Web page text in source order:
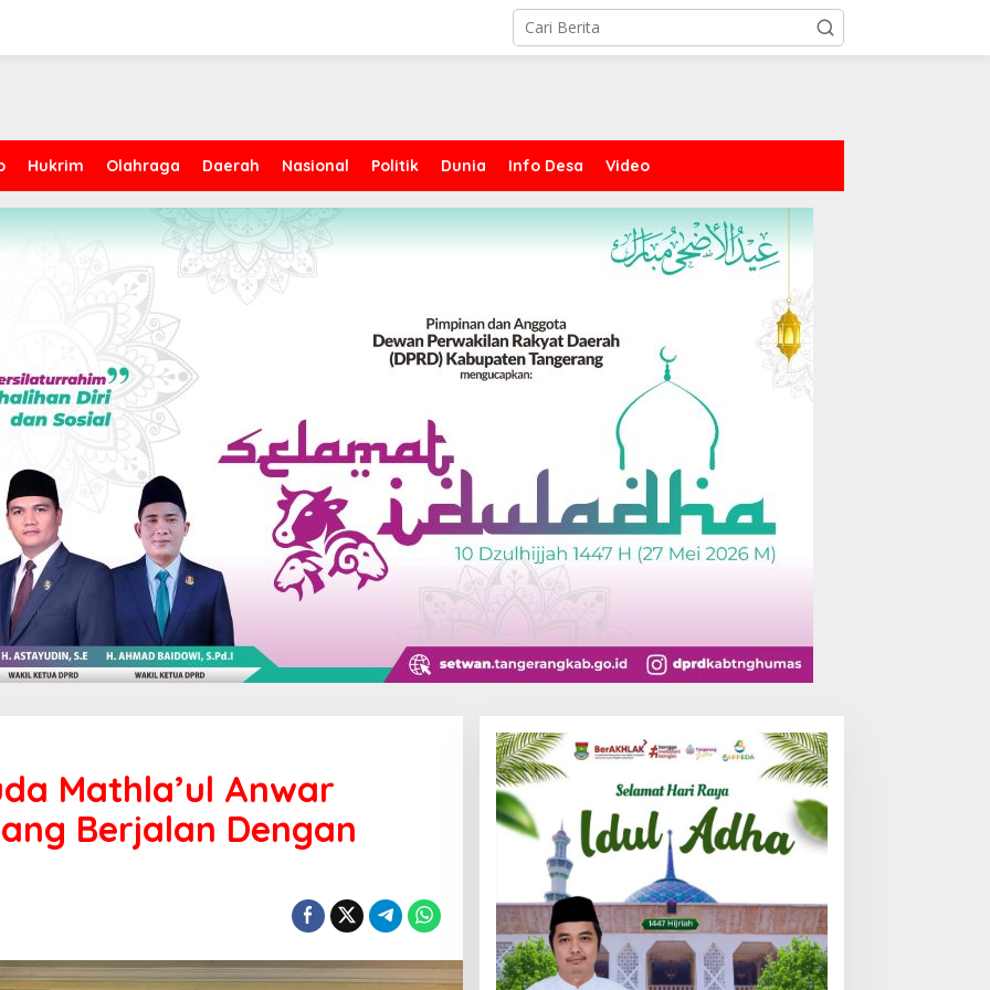
Hukrim Olahraga Daerah Nasional Politik Dunia Info Desa Video
Mathla’ul Anwar
Berjalan Dengan